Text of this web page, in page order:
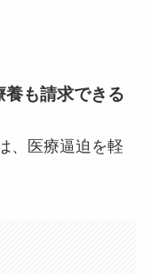
も請求できる
、医療逼迫を軽